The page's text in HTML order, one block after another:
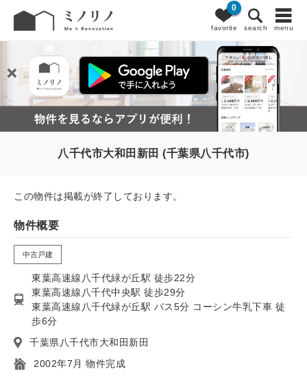
favorite
0
search menu
八千代市大和田新田 (千葉県八千代市)
この物件は掲載が終了しております。
物件概要
中古戸建
東葉高速線八千代緑が丘駅 徒歩22分
東葉高速線八千代中央駅 徒歩29分
東葉高速線八千代緑が丘駅 バス5分 コーシン牛乳下車 徒
歩6分
千葉県八千代市大和田新田
2002年7月 物件完成